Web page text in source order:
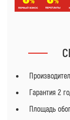
Гарантия 2
Площадь